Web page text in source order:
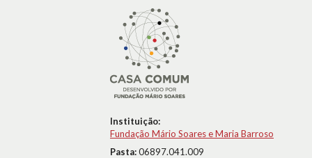
Instituição:
Fundação Mário Soares e Maria Barroso
Pasta:06897.041.009